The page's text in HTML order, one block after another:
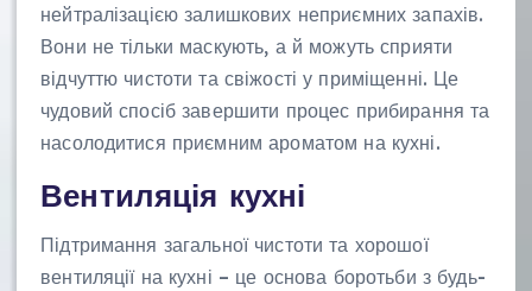
нейтралізацією залишкових неприємних запахів.
Вони не тільки маскують, а й можуть сприяти
відчуттю чистоти та свіжості у приміщенні. Це
чудовий спосіб завершити процес прибирання та
насолодитися приємним ароматом на кухні.
Вентиляція кухні
Підтримання загальної чистоти та хорошої
вентиляції на кухні – це основа боротьби з будь-